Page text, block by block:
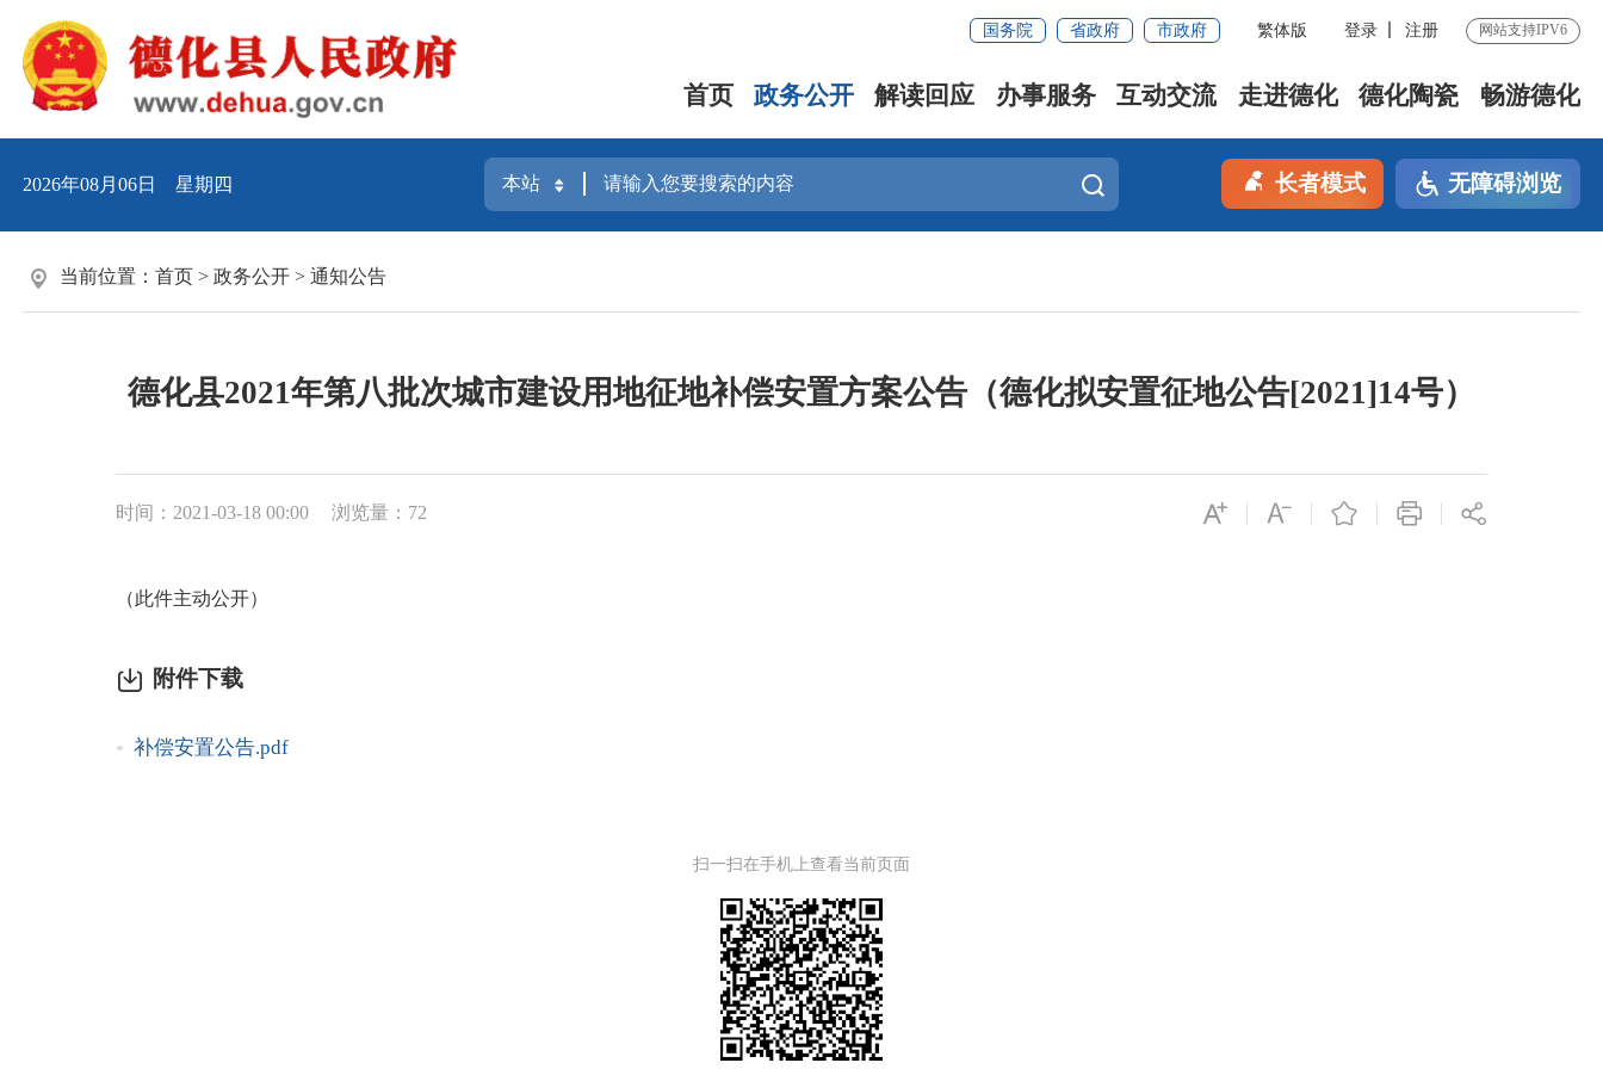
国务院 省政府 市政府 繁体版 登录 注册 网站支持IPV6
首页 政务公开 解读回应 办事服务 互动交流 走进德化 德化陶瓷 畅游德化
2026年08月06日 星期四 长者模式 无障碍浏览
当前位置： 首页 > 政务公开 > 通知公告
德化县2021年第八批次城市建设用地征地补偿安置方案公告（德化拟安置征地公告[2021]14号）
时间：2021-03-18 00:00 浏览量： 72
（此件主动公开）
附件下载
补偿安置公告.pdf
扫一扫在手机上查看当前页面